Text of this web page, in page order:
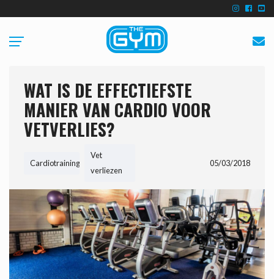
WAT IS DE EFFECTIEFSTE
MANIER VAN CARDIO VOOR
VETVERLIES?
Cardiotraining
Vet
verliezen
05/03/2018